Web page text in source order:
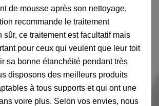
de mousse après son nettoyage,
recommande le traitement
sûr, ce traitement est facultatif mais
pour ceux qui veulent que leur toit
sa bonne étanchéité pendant très
disposons des meilleurs produits
à tous supports et qui ont une
voire plus. Selon vos envies, nous